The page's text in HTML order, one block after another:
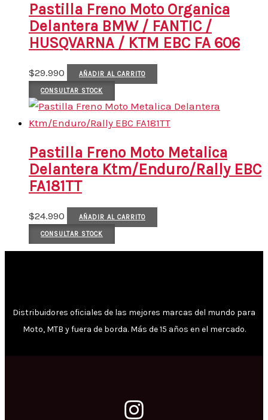
Pastilla Freno Moto Organica
Delantera BMW / FANTIC /
HUSQVARNA / KTM EBC FA 606
$29.990 AÑADIR AL CARRITO
CONSULTAR STOCK
Pastilla Freno Moto Metalica
Delantera Ktm/Enduro/Rally EBC
FA181TT
$24.990 AÑADIR AL CARRITO
CONSULTAR STOCK
Distribuidores oficiales de las mejores marcas del mundo para
Moto, MTB y fuera de borda. Más de 15 años en el mercado.